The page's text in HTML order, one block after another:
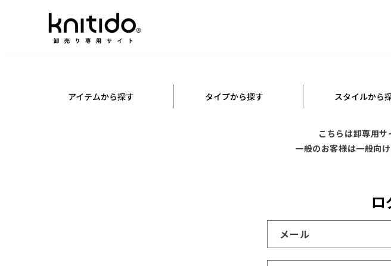
アイテムから探す タイプから探す スタイルから
こちらは卸専用サ
一般のお客様は一般向
ロ
メール